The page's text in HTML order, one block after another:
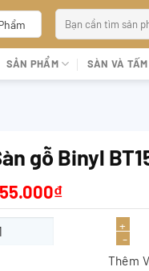
kiếm:
SẢN PHẨM SÀN VÀ TẤM
gỗ Binyl
₫
gỗ Binyl BT1537 (12mm) số
Thêm